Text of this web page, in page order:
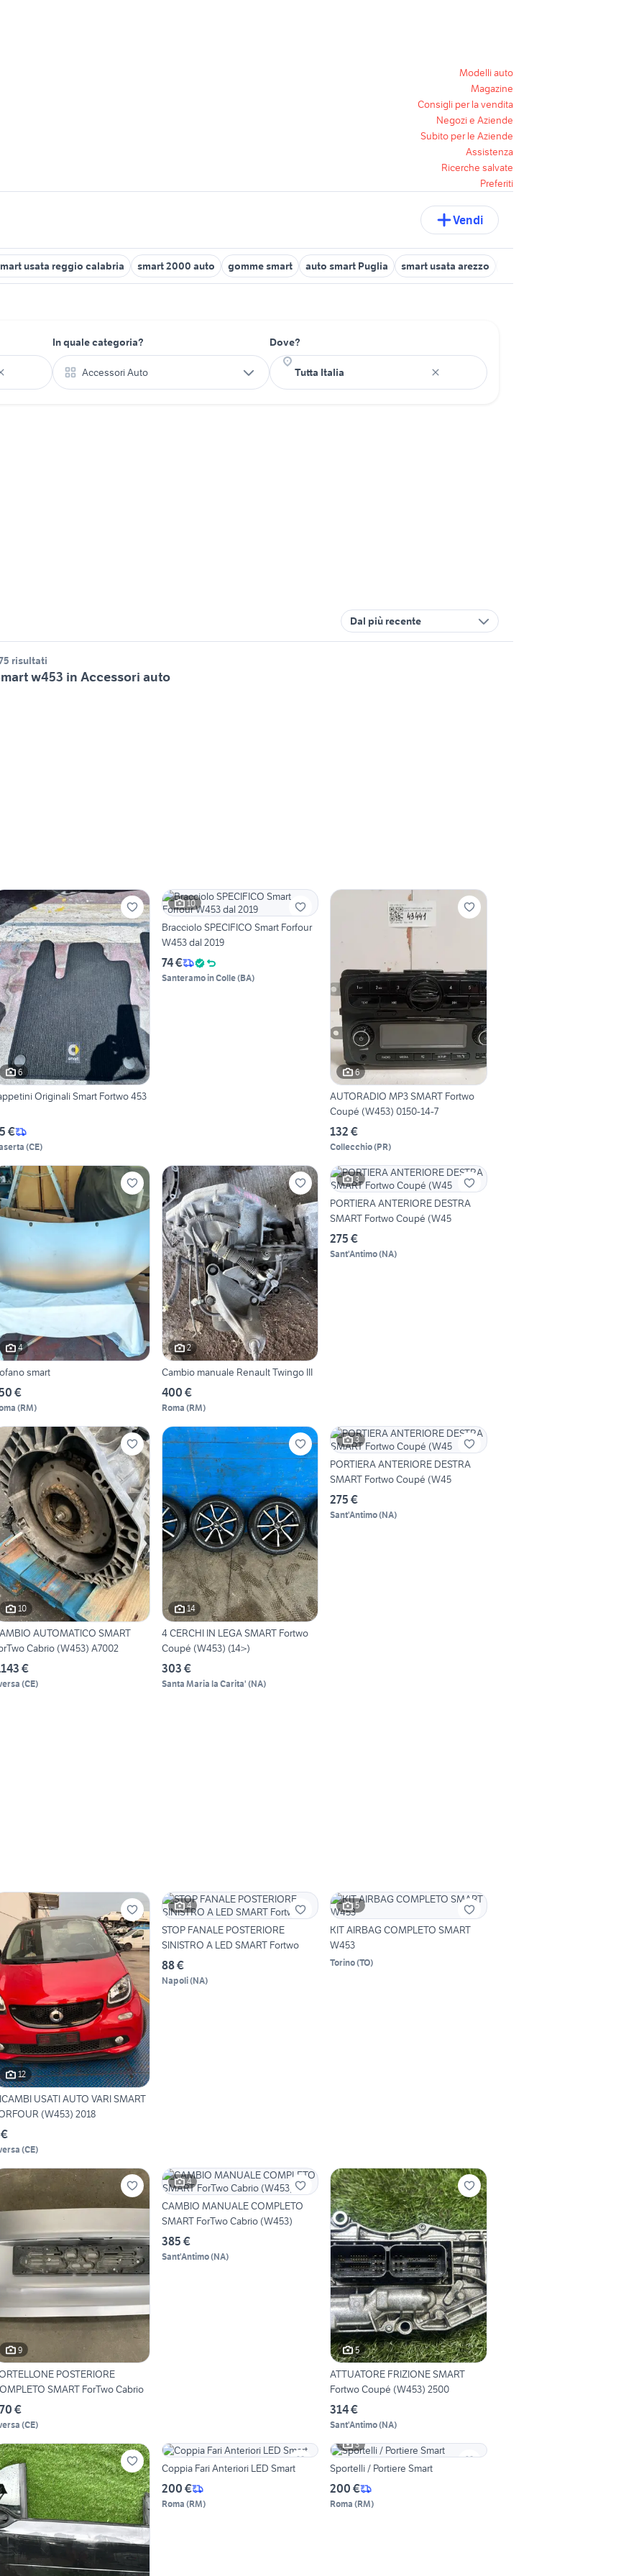
Modelli auto
Magazine
Consigli per la vendita
Negozi e Aziende
Subito per le Aziende
Assistenza
Ricerche salvate
Preferiti
Vendi
usata reggio calabria smart 2000 auto gomme smart auto smart Puglia smart usata arezzo
In quale categoria?
Accessori Auto
Dove?
Dal più recente
risultati
w453 in Accessori auto
6
Originali Smart Fortwo 453
€
(CE)
10
Bracciolo SPECIFICO Smart Forfour
W453 dal 2019
74 €
Santeramo in Colle(BA)
6
AUTORADIO MP3 SMART Fortwo
Coupé (W453) 0150-14-7
132 €
Collecchio(PR)
4
smart
€
(RM)
2
Cambio manuale Renault Twingo III
400 €
Roma (RM)
3
PORTIERA ANTERIORE DESTRA
SMART Fortwo Coupé (W45
275 €
Sant'Antimo(NA)
10
AUTOMATICO SMART
Cabrio (W453) A7002
€
(CE)
14
4 CERCHI IN LEGA SMART Fortwo
Coupé (W453) (14>)
303 €
Santa Maria la Carita' (NA)
3
PORTIERA ANTERIORE DESTRA
SMART Fortwo Coupé (W45
275 €
Sant'Antimo(NA)
12
USATI AUTO VARI SMART
(W453) 2018
(CE)
4
STOP FANALE POSTERIORE
SINISTRO A LED SMART Fortwo
88 €
Napoli(NA)
5
KIT AIRBAG COMPLETO SMART
W453
Torino(TO)
9
POSTERIORE
SMART ForTwo Cabrio
€
(CE)
4
CAMBIO MANUALE COMPLETO
SMART ForTwo Cabrio (W453)
385 €
Sant'Antimo(NA)
5
ATTUATORE FRIZIONE SMART
Fortwo Coupé (W453) 2500
314 €
Sant'Antimo(NA)
Coppia Fari Anteriori LED Smart
200 €
Roma (RM)
3
Sportelli / Portiere Smart
200 €
Roma (RM)